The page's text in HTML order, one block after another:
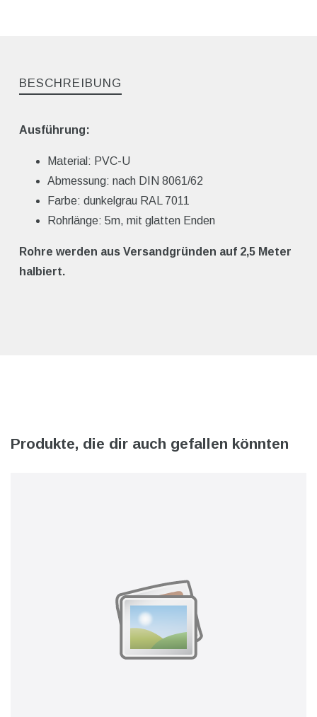
BESCHREIBUNG
Ausführung:
Material: PVC-U
Abmessung: nach DIN 8061/62
Farbe: dunkelgrau RAL 7011
Rohrlänge: 5m, mit glatten Enden
Rohre werden aus Versandgründen auf 2,5 Meter
halbiert.
Produkte, die dir auch gefallen könnten